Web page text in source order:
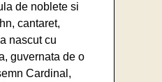
de noblete si
cantaret,
nascut cu
guvernata de o
Cardinal,